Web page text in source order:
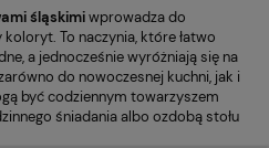
śląskimiwprowadza do
To naczynia, które łatwo
a jednocześnie wyróżniają się na
do nowoczesnej kuchni, jak i
być codziennym towarzyszem
śniadania albo ozdobą stołu